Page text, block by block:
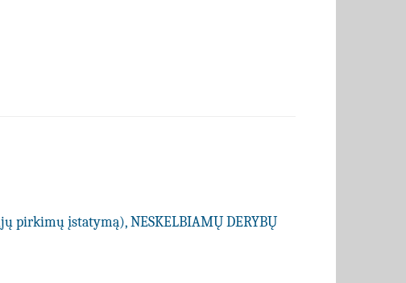
pirkimų įstatymą), NESKELBIAMŲ DERYBŲ